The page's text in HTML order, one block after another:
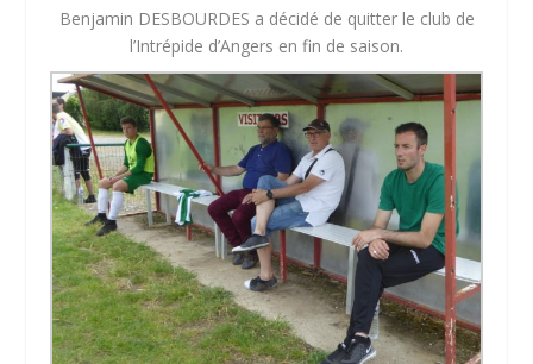
Benjamin DESBOURDES a décidé de quitter le club de
l’Intrépide d’Angers en fin de saison.